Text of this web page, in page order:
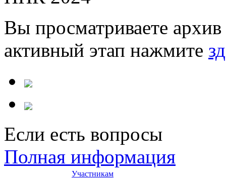
Вы просматриваете
активный этап нажмите
Если есть вопросы
Полная информация
Участникам